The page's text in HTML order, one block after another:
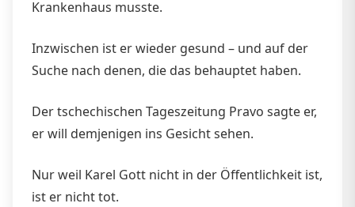
Krankenhaus musste.
Inzwischen ist er wieder gesund – und auf der
Suche nach denen, die das behauptet haben.
Der tschechischen Tageszeitung Pravo sagte er,
er will demjenigen ins Gesicht sehen.
Nur weil Karel Gott nicht in der Öffentlichkeit ist,
ist er nicht tot.